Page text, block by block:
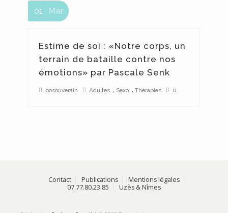
Estime de soi : «Notre corps, un
terrain de bataille contre nos
émotions» par Pascale Senk
posouverain Adultes , Sexo , Thérapies 0
01 Mar
Contact Publications
Mentions légales
07.77.80.23.85
Uzès & Nîmes